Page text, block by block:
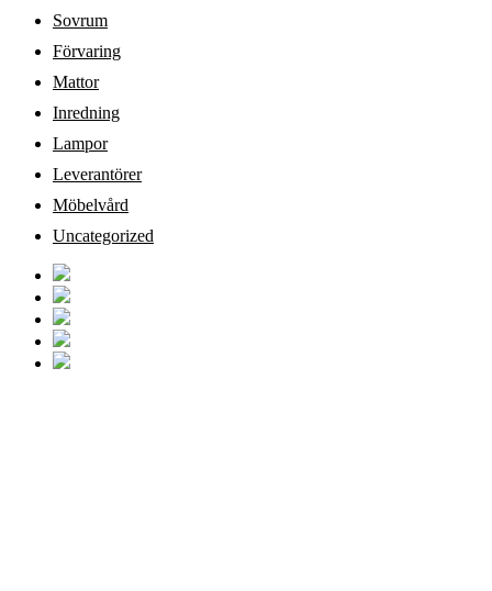
Sovrum
Förvaring
Mattor
Inredning
Lampor
Leverantörer
Möbelvård
Uncategorized